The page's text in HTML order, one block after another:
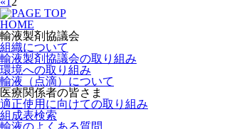
HOME
輸液製剤協議会
組織について
輸液製剤協議会の取り組み
環境への取り組み
輸液（点滴）について
医療関係者の皆さま
適正使用に向けての取り組み
組成表検索
輸液のよくある質問